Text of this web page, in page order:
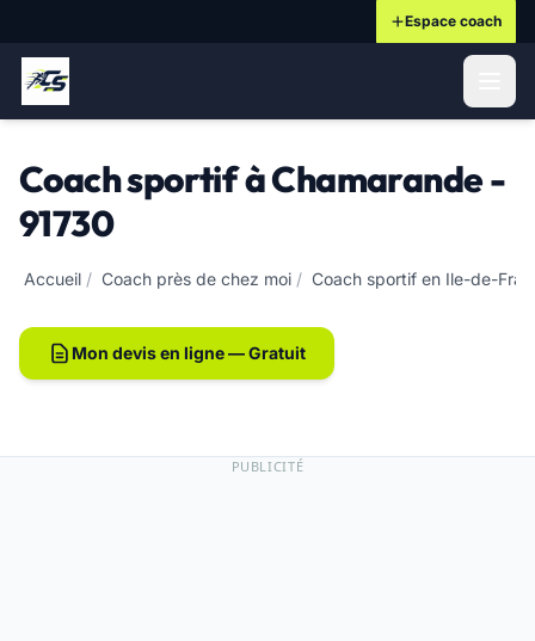
Espace coach
Coach sportif à Chamarande -
91730
Accueil / Coach près de chez moi / Coach sportif en Ile-de-
Mon devis en ligne — Gratuit
PUBLICITÉ